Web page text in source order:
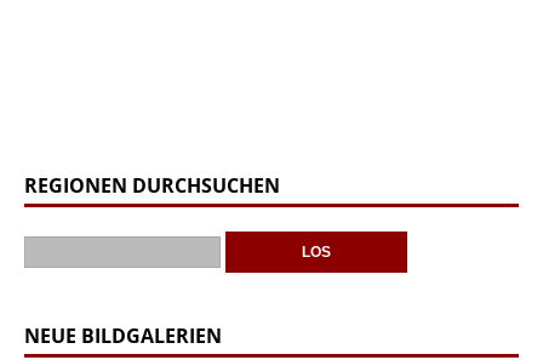
REGIONEN DURCHSUCHEN
NEUE BILDGALERIEN